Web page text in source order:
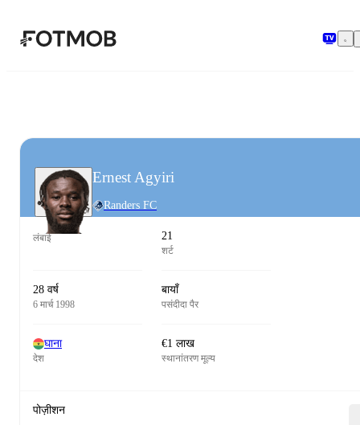
Ernest Agyiri
Randers FC
लंबाई 21
शर्ट
28 वर्ष
6 मार्च 1998
बायाँ
पसंदीदा पैर
घाना
देश
€1 लाख
स्थानांतरण मूल्य
पोज़ीशन